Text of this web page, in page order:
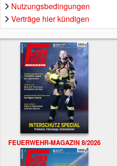
Nutzungsbedingungen
Verträge hier kündigen
FEUERWEHR-MAGAZIN 8/2026